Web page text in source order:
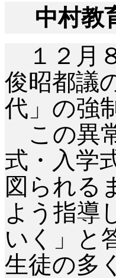
中村教
１２月
俊昭都議
代」の強
この異
式・入学
図られる
よう指導
いく」と
生徒の多